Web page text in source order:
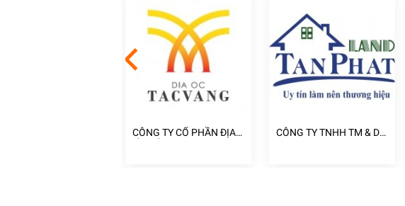
CÔNG TY CỔ PHẦN ĐỊA
CÔNG TY TNHH TM & DV